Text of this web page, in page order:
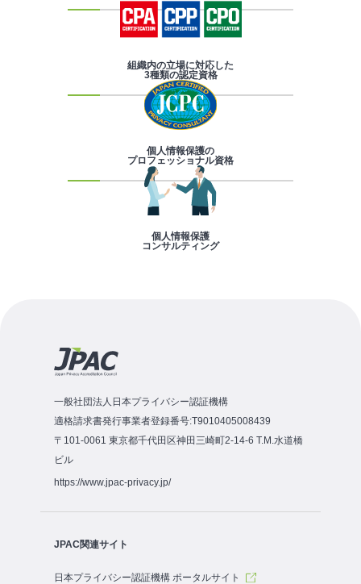
組織内の立場に対応した
3種類の認定資格
個人情報保護の
プロフェッショナル資格
個人情報保護
コンサルティング
一般社団法人日本プライバシー認証機構
適格請求書発行事業者登録番号:T9010405008439
〒101-0061 東京都千代田区神田三崎町2-14-6 T.M.水道橋
ビル
https://www.jpac-privacy.jp/
JPAC関連サイト
日本プライバシー認証機構 ポータルサイト